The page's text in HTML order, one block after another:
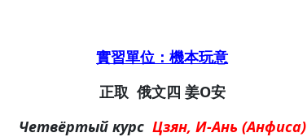
實習單位：機本玩意
正取 俄文四 姜O安
Четвёртый курс Цзян, И-Ань (Анфиса)